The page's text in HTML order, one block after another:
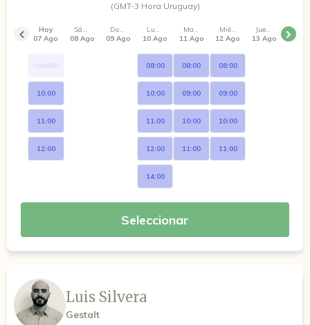
(GMT-3 Hora Uruguay)
Hoy
07 Ago
10:00
11:00
12:00
Sábado
08 Ago
Domingo
09 Ago
Lunes
10 Ago
08:00
10:00
11:00
12:00
14:00
Martes
11 Ago
08:00
09:00
10:00
11:00
Miércoles
12 Ago
08:00
09:00
10:00
11:00
Jueves
13 Ago
Seleccionar
Luis Silvera
Gestalt